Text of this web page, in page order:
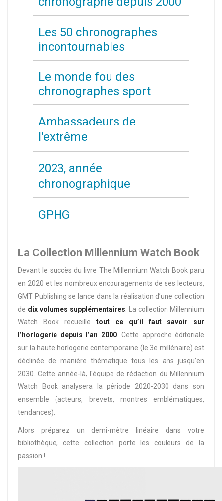
Les 50 chronographes
incontournables
Le monde fou des
chronographes sport
Ambassadeurs de
l'extrême
2023, année
chronographique
GPHG
La Collection Millennium Watch Book
Devant le succès du livre The Millennium Watch Book paru
en 2020 et les nombreux encouragements de ses lecteurs,
GMT Publishing se lance dans la réalisation d’une collection
de dix volumes supplémentaires . La collection Millennium
Watch Book recueilletout ce qu’il faut savoir sur
l’horlogerie depuis l’an 2000. Cette approche éditoriale
sur la haute horlogerie contemporaine (le 3e millénaire) est
déclinée de manière thématique tous les ans jusqu’en
2030. Cette année-là, l'équipe de rédaction du Millennium
Watch Book analysera la période 2020-2030 dans son
ensemble (acteurs, brevets, montres emblématiques,
tendances).
Alors préparez un demi-mètre linéaire dans votre
bibliothèque, cette collection porte les couleurs de la
passion !